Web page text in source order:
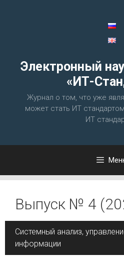
Электронный
«ИТ-
Журнал о том, что уже
может стать ИТ
ИТ
Выпуск № 4
Системный анализ,
информации